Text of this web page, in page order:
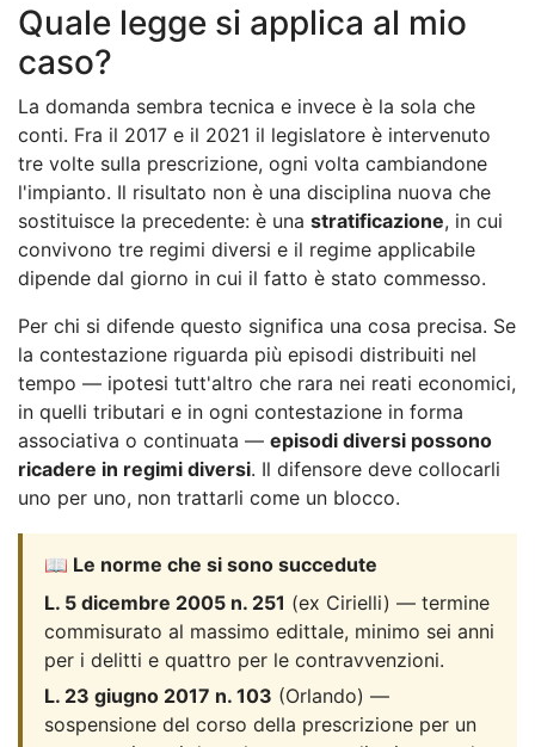
Quale legge si applica al mio
caso?
La domanda sembra tecnica e invece è la sola che
conti. Fra il 2017 e il 2021 il legislatore è intervenuto
tre volte sulla prescrizione, ogni volta cambiandone
l'impianto. Il risultato non è una disciplina nuova che
sostituisce la precedente: è una stratificazione, in cui
convivono tre regimi diversi e il regime applicabile
dipende dal giorno in cui il fatto è stato commesso.
Per chi si difende questo significa una cosa precisa. Se
la contestazione riguarda più episodi distribuiti nel
tempo — ipotesi tutt'altro che rara nei reati economici,
in quelli tributari e in ogni contestazione in forma
associativa o continuata — episodi diversi possono
ricadere in regimi diversi. Il difensore deve collocarli
uno per uno, non trattarli come un blocco.
📖 Le norme che si sono succedute
L. 5 dicembre 2005 n. 251 (ex Cirielli) — termine
commisurato al massimo edittale, minimo sei anni
per i delitti e quattro per le contravvenzioni.
L. 23 giugno 2017 n. 103 (Orlando) —
sospensione del corso della prescrizione per un